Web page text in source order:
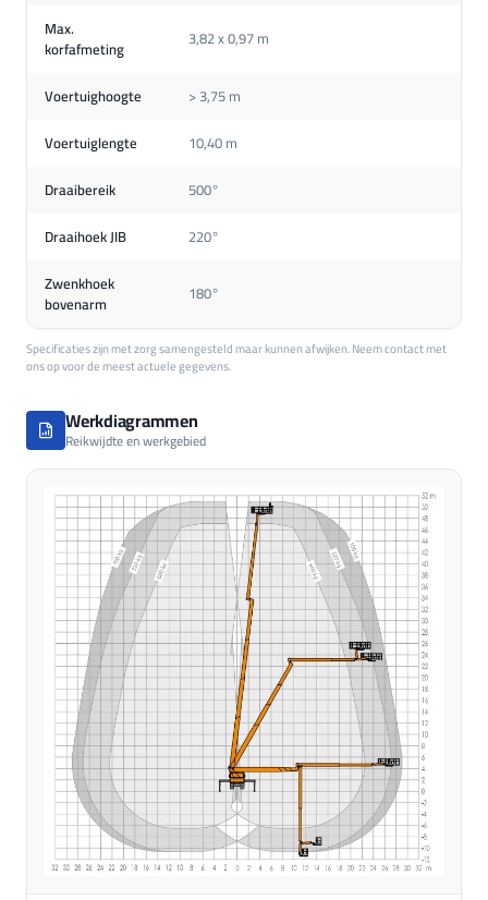
Max.
korfafmeting 3,82 x 0,97 m
Voertuighoogte
> 3,75 m
Voertuiglengte
10,40 m
Draaibereik
500°
Draaihoek JIB
220°
Zwenkhoek
bovenarm 180°
Specificaties zijn met zorg samengesteld maar kunnen afwijken. Neem contact met
ons op voor de meest actuele gegevens.
Werkdiagrammen
Reikwijdte en werkgebied